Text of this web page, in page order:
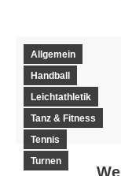
Allgemein
Handball
Leichtathletik
Tanz & Fitness
Tennis
Turnen